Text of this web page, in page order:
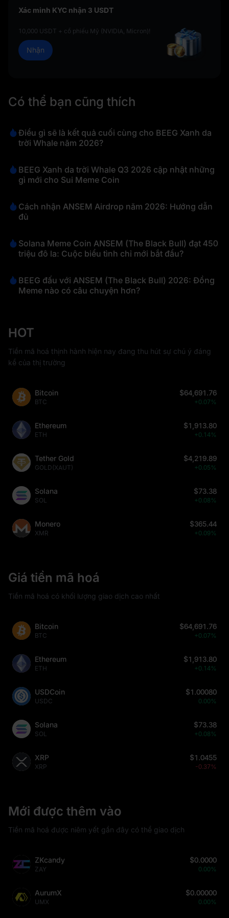
không, và liệu ban lãnh đạo có thể cho thấy các khoản đầu tư
kinh doanh có thể đo lường được hay không.
Xác minh KYC nhận 3 USDT
10,000 USDT + cổ phiếu Mỹ (NVIDIA, Micron)!
Nhận
Có thể bạn cũng thích
Điều gì sẽ là kết quả cuối cùng cho BEEG Xanh da
trời Whale năm 2026?
BEEG Xanh da trời Whale Q3 2026 cập nhật những
gì mới cho Sui Meme Coin
Cách nhận ANSEM Airdrop năm 2026: Hướng dẫn
đủ
Solana Meme Coin ANSEM (The Black Bull) đạt 450
triệu đô la: Cuộc biểu tình chỉ mới bắt đầu?
BEEG đấu với ANSEM (The Black Bull) 2026: Đồng
Meme nào có câu chuyện hơn?
HOT
Tiền mã hoá thịnh hành hiện nay đang thu hút sự chú ý đáng
kể của thị trường
Bitcoin
BTC
$64,691.76
+0.07%
Ethereum
ETH
$1,913.80
+0.14%
Tether Gold
GOLD(XAUT)
$4,219.89
+0.05%
Solana
SOL
$73.38
+0.08%
Monero
XMR
$365.44
+0.09%
Giá tiền mã hoá
Tiền mã hoá có khối lượng giao dịch cao nhất
Bitcoin
BTC
$64,691.76
+0.07%
Ethereum
ETH
$1,913.80
+0.14%
USDCoin
USDC
$1.00080
0.00%
Solana
SOL
$73.38
+0.08%
XRP
XRP
$1.0455
-0.37%
Mới được thêm vào
Tiền mã hoá được niêm yết gần đây có thể giao dịch
ZKcandy
ZAY
$0.0000
0.00%
AurumX
UMX
$0.00000
0.00%